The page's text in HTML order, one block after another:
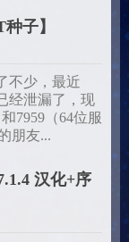
子】
不少，最近
经泄漏了，现
7959（64位服
朋友...
汉化+序